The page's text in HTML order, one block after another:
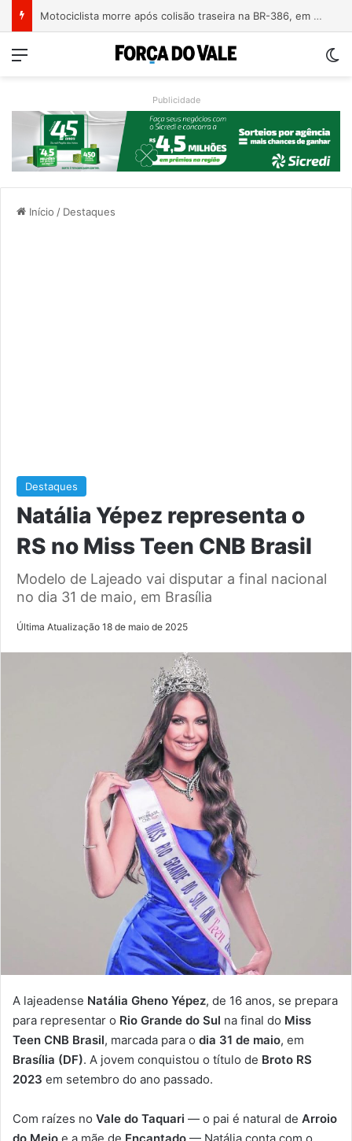
Motociclista morre após colisão traseira na BR-386, em Triunfo
Menu
Publicidade
Início / Destaques
Destaques
Natália Yépez representa o
RS no Miss Teen CNB Brasil
Modelo de Lajeado vai disputar a final nacional
no dia 31 de maio, em Brasília
Última Atualização 18 de maio de 2025
A lajeadense Natália Gheno Yépez, de 16 anos, se prepara
para representar o Rio Grande do Sul na final do Miss
Teen CNB Brasil, marcada para o dia 31 de maio, em
Brasília (DF). A jovem conquistou o título de Broto RS
2023 em setembro do ano passado.
Com raízes no Vale do Taquari — o pai é natural de Arroio
do Meio e a mãe de Encantado — Natália conta com o